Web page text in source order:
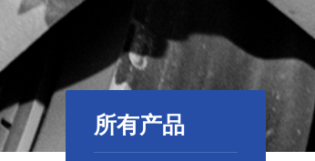
所有产品